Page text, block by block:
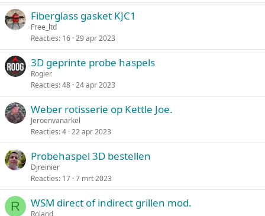
Fiberglass gasket KJC1
Free_ltd
Reacties 16 29 apr 2023
3D geprinte probe haspels
Rogier
Reacties 48 24 apr 2023
Weber rotisserie op Kettle Joe.
Jeroenvanarkel
Reacties 4 22 apr 2023
Probehaspel 3D bestellen
Djreinier
Reacties 17 7 mrt 2023
R WSM direct of indirect grillen mod.